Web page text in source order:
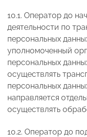
10.1. Оператор до
деятельности по
персональных
уполномоченный
персональных
осуществлять
персональных
направляется
осуществлять
10.2. Оператор до